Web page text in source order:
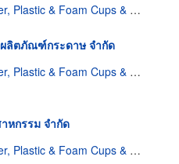
Plastic & Foam Cups & Containers
ลิตภัณฑ์กระดาษ จำกัด
Plastic & Foam Cups & Containers
หกรรม จำกัด
Plastic & Foam Cups & Containers